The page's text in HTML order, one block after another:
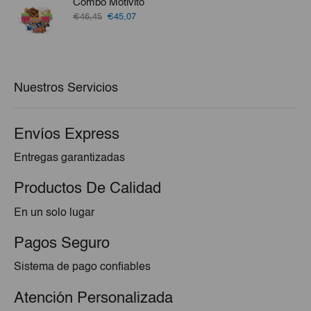
€7,80.€7,02.
Combo Motivito
€46,45 El
€45,07El
Nuestros Servicios
Envíos Express
Entregas garantizadas
Productos De Calidad
En un solo lugar
Pagos Seguro
Sistema de pago confiables
Atención Personalizada